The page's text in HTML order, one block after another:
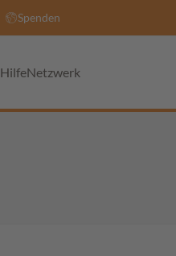
Spenden
HilfeNetzwerk